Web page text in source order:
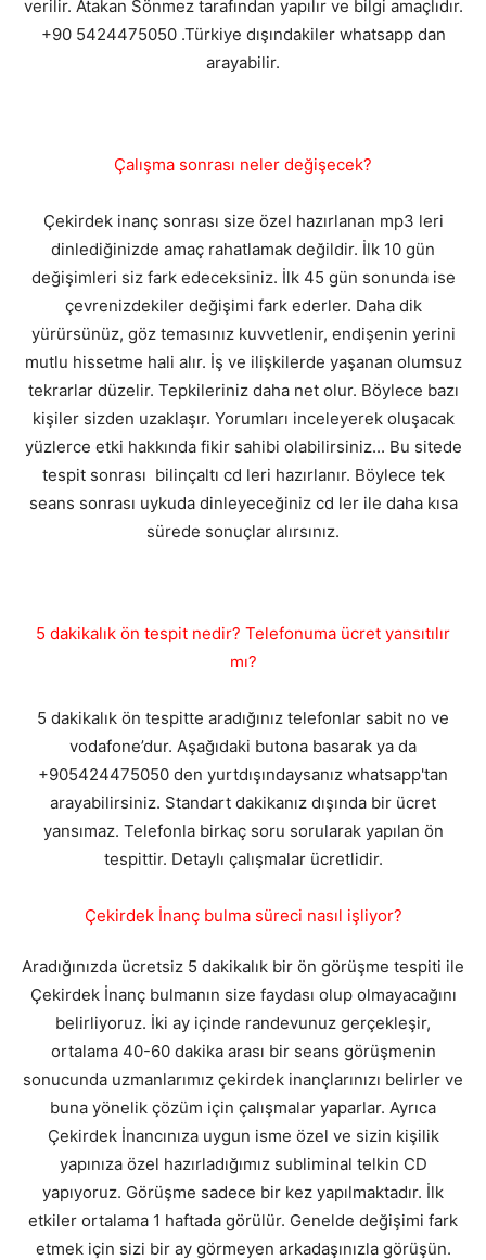
verilir. Atakan Sönmez tarafından yapılır ve bilgi amaçlıdır.
+90 5424475050 .Türkiye dışındakiler whatsapp dan
arayabilir.
Çalışma sonrası neler değişecek?
Çekirdek inanç sonrası size özel hazırlanan mp3 leri
dinlediğinizde amaç rahatlamak değildir. İlk 10 gün
değişimleri siz fark edeceksiniz. İlk 45 gün sonunda ise
çevrenizdekiler değişimi fark ederler. Daha dik
yürürsünüz, göz temasınız kuvvetlenir, endişenin yerini
mutlu hissetme hali alır. İş ve ilişkilerde yaşanan olumsuz
tekrarlar düzelir. Tepkileriniz daha net olur. Böylece bazı
kişiler sizden uzaklaşır. Yorumları inceleyerek oluşacak
yüzlerce etki hakkında fikir sahibi olabilirsiniz... Bu sitede
tespit sonrası bilinçaltı cd leri hazırlanır. Böylece tek
seans sonrası uykuda dinleyeceğiniz cd ler ile daha kısa
sürede sonuçlar alırsınız.
5 dakikalık ön tespit nedir? Telefonuma ücret yansıtılır
mı?
5 dakikalık ön tespitte aradığınız telefonlar sabit no ve
vodafone’dur. Aşağıdaki butona basarak ya da
+905424475050 den yurtdışındaysanız whatsapp'tan
arayabilirsiniz. Standart dakikanız dışında bir ücret
yansımaz. Telefonla birkaç soru sorularak yapılan ön
tespittir. Detaylı çalışmalar ücretlidir.
Çekirdek İnanç bulma süreci nasıl işliyor?
Aradığınızda ücretsiz 5 dakikalık bir ön görüşme tespiti ile
Çekirdek İnanç bulmanın size faydası olup olmayacağını
belirliyoruz. İki ay içinde randevunuz gerçekleşir,
ortalama 40-60 dakika arası bir seans görüşmenin
sonucunda uzmanlarımız çekirdek inançlarınızı belirler ve
buna yönelik çözüm için çalışmalar yaparlar. Ayrıca
Çekirdek İnancınıza uygun isme özel ve sizin kişilik
yapınıza özel hazırladığımız subliminal telkin CD
yapıyoruz. Görüşme sadece bir kez yapılmaktadır. İlk
etkiler ortalama 1 haftada görülür. Genelde değişimi fark
etmek için sizi bir ay görmeyen arkadaşınızla görüşün.